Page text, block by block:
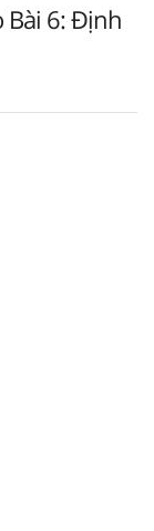
Bài 6: Định